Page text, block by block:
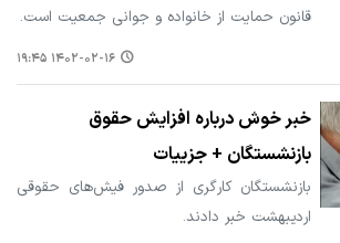
قانون حمایت از خانواده و جوانی جمعیت است.
۱۴۰۲-۰۲-۱۶ ۱۹:۴۵
خبر خوش درباره افزایش حقوق
بازنشستگان + جزییات
بازنشستگان کارگری از صدور فیش‌های حقوقی
اردیبهشت خبر دادند.